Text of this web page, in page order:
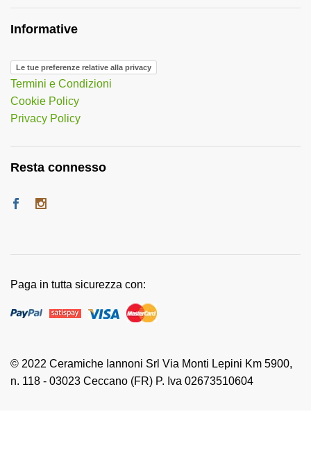
Informative
Le tue preferenze relative alla privacy
Termini e Condizioni
Cookie Policy
Privacy Policy
Resta connesso
© 2022 Ceramiche Iannoni Srl Via Monti Lepini Km 5900,
n. 118 - 03023 Ceccano (FR) P. Iva 02673510604
Paga in tutta sicurezza con: